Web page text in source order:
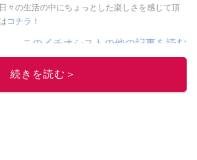
々の生活の中にちょっとした楽しさを感じて頂
コチラ！
このイチオシストの他の記事を読む
続きを読む＞